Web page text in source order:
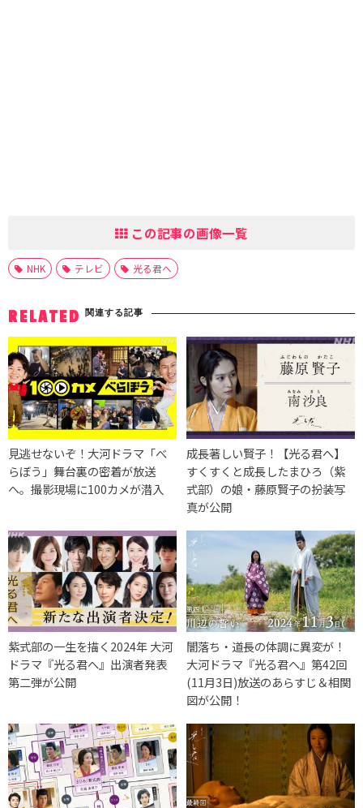
この記事の画像一覧
NHK テレビ 光る君へ
RELATED 関連する記事
見逃せないぞ！大河ドラマ「べ
らぼう」舞台裏の密着が放送
へ。撮影現場に100カメが潜入
成長著しい賢子！【光る君へ】
すくすくと成長したまひろ（紫
式部）の娘・藤原賢子の扮装写
真が公開
紫式部の一生を描く2024年 大河
ドラマ『光る君へ』出演者発表
第二弾が公開
闇落ち・道長の体調に異変が！
大河ドラマ『光る君へ』第42回
(11月3日)放送のあらすじ＆相関
図が公開！